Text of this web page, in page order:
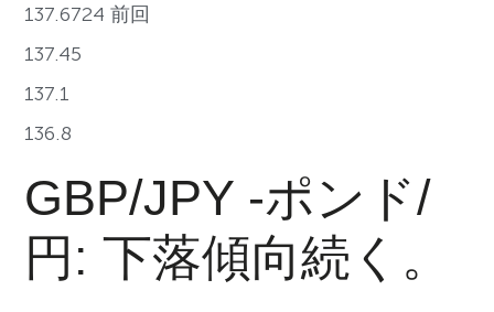
137.6724 前回
137.45
137.1
136.8
GBP/JPY -ポンド/
円: 下落傾向続く。